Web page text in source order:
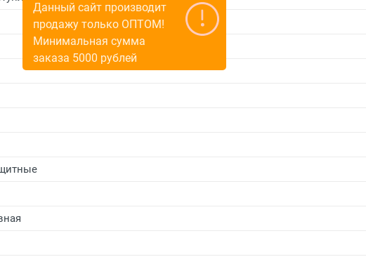
Данный сайт производит
продажу только ОПТОМ!
Минимальная сумма
заказа 5000 рублей